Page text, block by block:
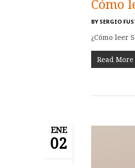
Cómo
BY SERGIO
¿Cómo leer
Read More
ENE
02